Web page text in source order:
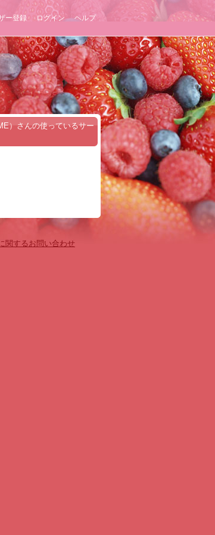
ー登録 ログイン ヘルプ
）さんの使っているサー
関するお問い合わせ